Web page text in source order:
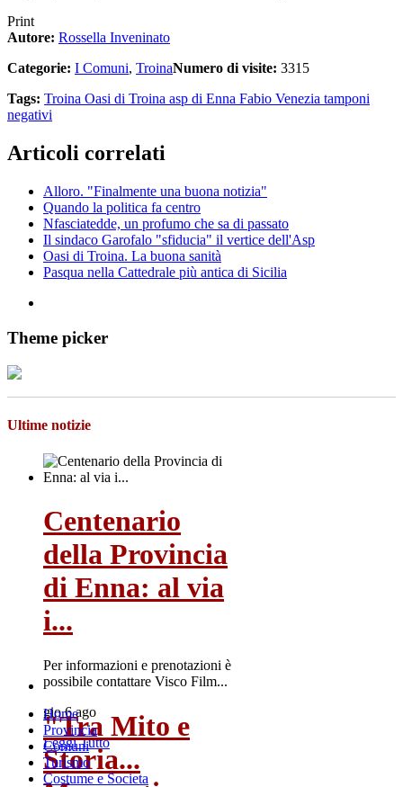
Print
Autore: Rossella Inveninato
Categorie: I Comuni, TroinaNumero di visite: 3315
Tags: Troina Oasi di Troina asp di Enna Fabio Venezia tamponi
negativi
Articoli correlati
Alloro. "Finalmente una buona notizia"
Quando la politica fa centro
Nfasciatedde, un profumo che sa di passato
Il sindaco Garofalo "sfiducia" il vertice dell'Asp
Oasi di Troina. La buona sanità
Pasqua nella Cattedrale più antica di Sicilia
Theme picker
Ultime notizie
Centenario
della Provincia
di Enna: al via
i...
Per informazioni e prenotazioni è
possibile contattare Visco Film...
gio 6 ago
Leggi Tutto
"Tra Mito e
Storia...
Home
Provincia
Comuni
Turismo
Costume e Societa